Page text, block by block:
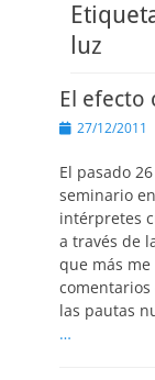
luz
El efecto
Publicado
27/12/2011
El pasado
seminario
intérpretes
a través de
que más
las pautas
…